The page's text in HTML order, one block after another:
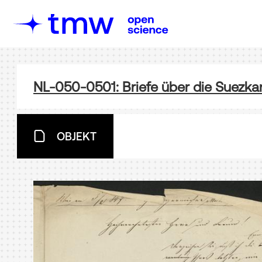
NL-050-0501: Briefe über die
OBJEKT